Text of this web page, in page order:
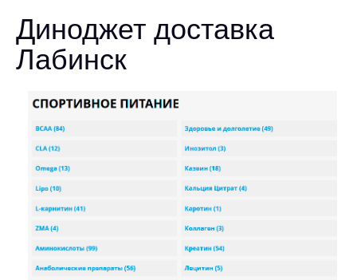
Диноджет доставка
Лабинск